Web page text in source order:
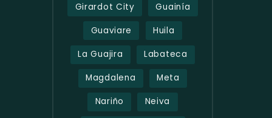
Girardot City Guainía
Guaviare Huila
La Guajira Labateca
Magdalena Meta
Nariño Neiva